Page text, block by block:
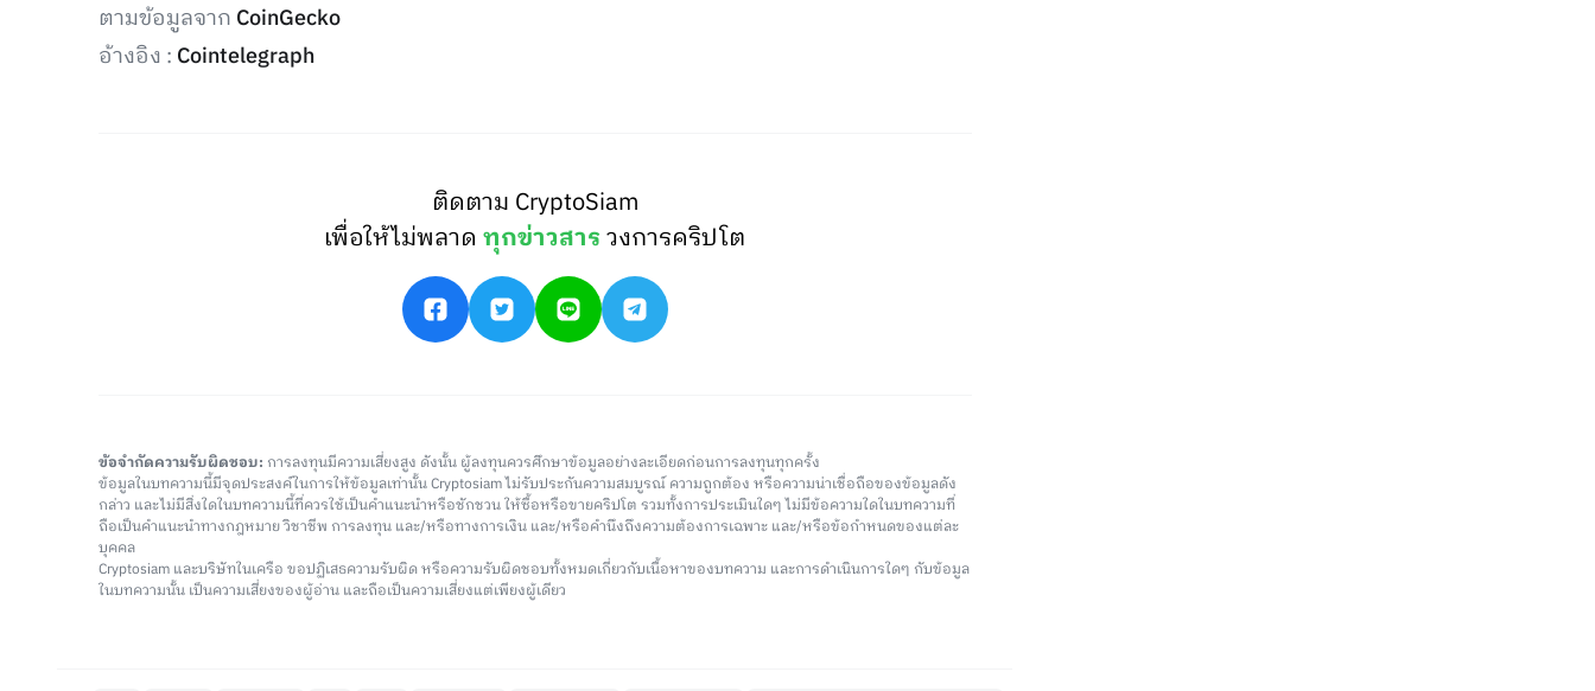
ตามข้อมูลจาก CoinGecko
อ้างอิง : Cointelegraph
ติดตาม CryptoSiam
เพื่อให้ไม่พลาดทุกข่าวสารวงการคริปโต
ข้อจำกัดความรับผิดชอบ: การลงทุนมีความเสี่ยงสูง ดังนั้น ผู้ลงทุนควรศึกษาข้อมูลอย่างละเอียดก่อนการลงทุนทุกครั้ง
ข้อมูลในบทความนี้มีจุดประสงค์ในการให้ข้อมูลเท่านั้น Cryptosiam ไม่รับประกันความสมบูรณ์ ความถูกต้อง หรือความน่าเชื่อถือของข้อมูลดัง
กล่าว และไม่มีสิ่งใดในบทความนี้ที่ควรใช้เป็นคำแนะนำหรือชักชวน ให้ซื้อหรือขายคริปโต รวมทั้งการประเมินใดๆ ไม่มีข้อความใดในบทความที่
ถือเป็นคำแนะนำทางกฎหมาย วิชาชีพ การลงทุน และ/หรือทางการเงิน และ/หรือคำนึงถึงความต้องการเฉพาะ และ/หรือข้อกำหนดของแต่ละ
บุคคล
Cryptosiam และบริษัทในเครือ ขอปฏิเสธความรับผิด หรือความรับผิดชอบทั้งหมดเกี่ยวกับเนื้อหาของบทความ และการดำเนินการใดๆ กับข้อมูล
ในบทความนั้น เป็นความเสี่ยงของผู้อ่าน และถือเป็นความเสี่ยงแต่เพียงผู้เดียว